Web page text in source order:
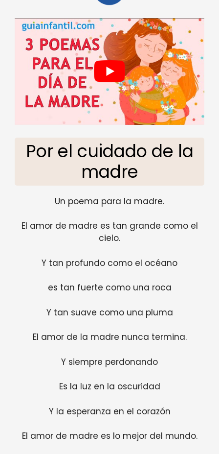
Por el cuidado de la
madre
Un poema para la madre.
El amor de madre es tan grande como el
cielo.
Y tan profundo como el océano
es tan fuerte como una roca
Y tan suave como una pluma
El amor de la madre nunca termina.
Y siempre perdonando
Es la luz en la oscuridad
Y la esperanza en el corazón
El amor de madre es lo mejor del mundo.